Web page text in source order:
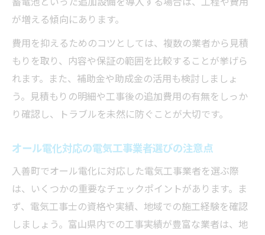
が増える傾向にあります。
費用を抑えるためのコツとしては、複数の業者から見積
もりを取り、内容や保証の範囲を比較することが挙げら
れます。また、補助金や助成金の活用も検討しましょ
う。見積もりの明細や工事後の追加費用の有無をしっか
り確認し、トラブルを未然に防ぐことが大切です。
オール電化対応の電気工事業者選びの注意点
入善町でオール電化に対応した電気工事業者を選ぶ際
は、いくつかの重要なチェックポイントがあります。ま
ず、電気工事士の資格や実績、地域での施工経験を確認
しましょう。富山県内での工事実績が豊富な業者は、地